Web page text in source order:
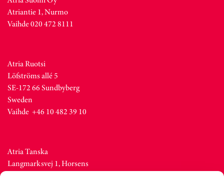
Atriantie 1, Nurmo
Vaihde 020 472 8111
Atria Ruotsi
Löfströms allé 5
SE-172 66 Sundbyberg
Sweden
Vaihde +46 10 482 39 10
Atria Tanska
Langmarksvej 1, Horsens